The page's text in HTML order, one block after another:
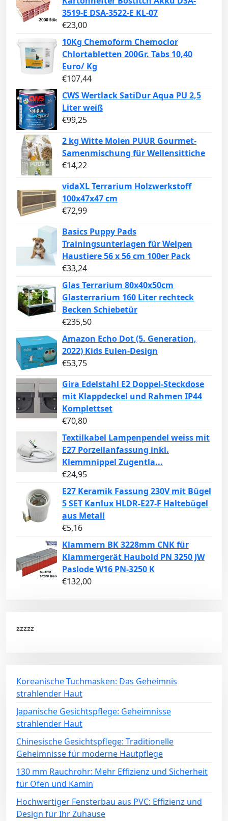
3519-E DSA-3522-E KL-07
€23,00
10Kg Chemoform Chemoclor
Chlortabletten 200Gr. Tabs 10,40
Euro/ Kg
€107,44
CWS Wertlack SatiDur Aqua PU 2,5
Liter weiß
€99,25
2 kg Witte Molen PUUR Gourmet-
Samenmischung für Wellensittiche
€14,22
vidaXL Terrarium Holzwerkstoff
100x47x47 cm
€72,99
Basics Puppy Pads
Trainingsunterlagen für Welpen
Haustiere 56 x 56 cm 100er Pack
€33,24
Glas Terrarium 80x40x50cm
Glasterrarium 160 Liter rechteck
Becken Schiebetür
€235,50
Amazon Echo Dot (5. Generation,
2022) Kids Eulen-Design
€53,75
Gira Edelstahl E2 Doppel-Steckdose
mit Klappdeckel und Rahmen IP44
Komplettset
€70,80
Textilkabel Lampenpendel weiss mit
E27 Porzellanfassung inkl.
Klemmnippel Zugentla...
€24,95
E27 Keramik Fassung 230V mit Bügel
5 SET Kanlux HLDR-E27-F Haltebügel
aus Metall
€5,16
Klammern BK 3228mm CNK für
Klammergerät Haubold PN 3250 JW
Paslode W16 PN-3250 K
€132,00
zzzzz
Koreanische Tuchmasken: Das Geheimnis
strahlender Haut
Japanische Gesichtspflege: Geheimnisse
strahlender Haut
Chinesische Gesichtspflege: Traditionelle
Geheimnisse für moderne Hautpflege
130 mm Rauchrohr: Mehr Effizienz und Sicherheit
für Ofen und Kamin
Hochwertiger Fensterbau aus PVC: Effizienz und
Design für Ihr Zuhause